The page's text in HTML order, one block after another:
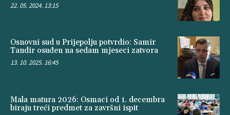
22. 05. 2024. 13:15
Osnovni sud u Prijepolju potvrdio: Samir
Tandir osuđen na sedam mjeseci zatvora
13. 10. 2025. 16:45
Mala matura 2026: Osmaci od 1. decembra
biraju treći predmet za završni ispit